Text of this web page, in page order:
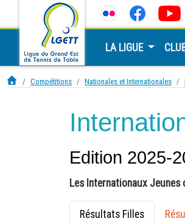
LA LIGUE
Compétitions Nationales et Internationales
Edition 2025-
Les Internationaux Jeunes
Résultats Filles